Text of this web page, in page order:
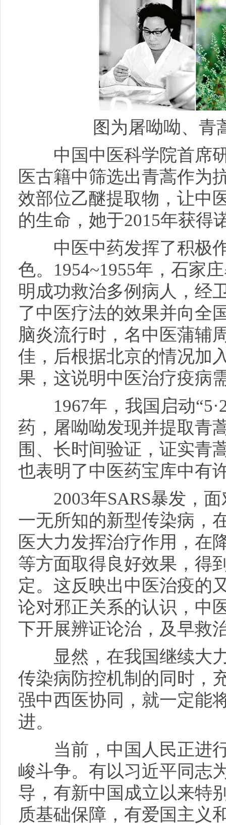
图为屠呦呦、青
中国中医科学院首席研
医古籍中筛选出青蒿作为
效部位乙醚提取物，让中
的生命，她于2015年获得
中医中药发挥了积极作
色。1954~1955年，石家
明成功救治多例病人，经
了中医疗法的效果并向全
脑炎流行时，名中医蒲辅
佳，后根据北京的情况加
果，这说明中医治疗疫病
1967年，我国启动
药，屠呦呦发现并提取青
围、长时间验证，证实青
也表明了中医药宝库中有
2003年SARS暴发，面
一无所知的新型传染病，
医大力发挥治疗作用，在
等方面取得良好效果，得
定。这反映出中医治疫的
论对邪正关系的认识，中
下开展辨证论治，及早救
显然，在我国继续大力
传染病防控机制的同时，
强中西医协同，就一定能
进。
当前，中国人民正进行
峻斗争。有以习近平同志
导，有新中国成立以来特
质基础保障，有爱国主义